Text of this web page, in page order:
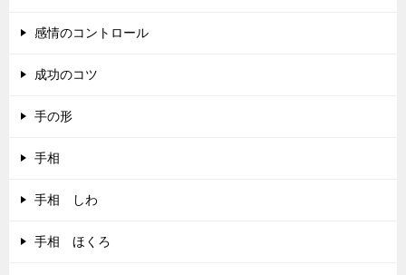
感情のコントロール
成功のコツ
手の形
手相
手相 しわ
手相 ほくろ